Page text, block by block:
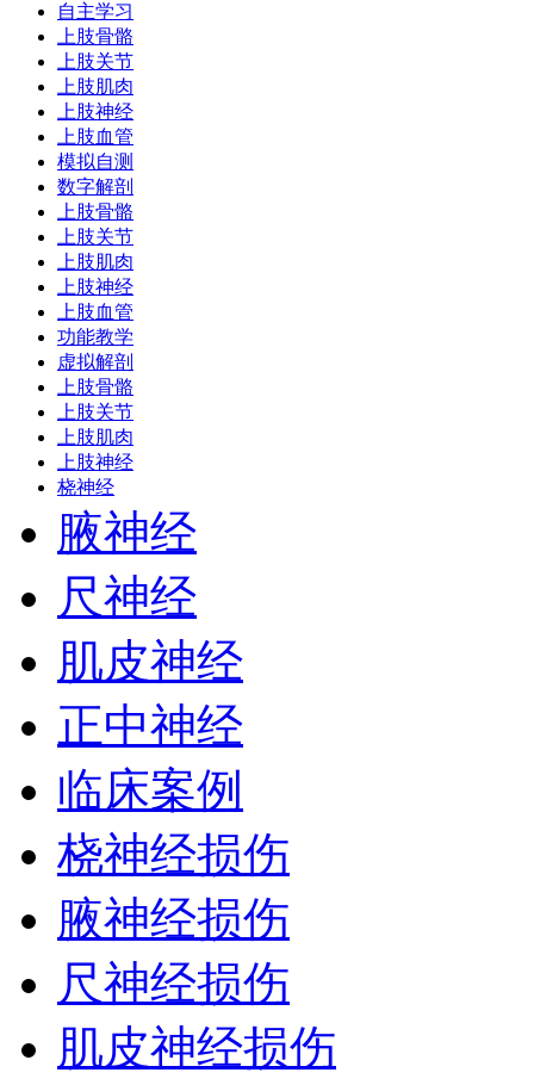
自主学习
上肢骨骼
上肢关节
上肢肌肉
上肢神经
上肢血管
模拟自测
数字解剖
上肢骨骼
上肢关节
上肢肌肉
上肢神经
上肢血管
功能教学
虚拟解剖
上肢骨骼
上肢关节
上肢肌肉
上肢神经
桡神经
腋神经
尺神经
肌皮神经
正中神经
临床案例
桡神经损伤
腋神经损伤
尺神经损伤
肌皮神经损伤